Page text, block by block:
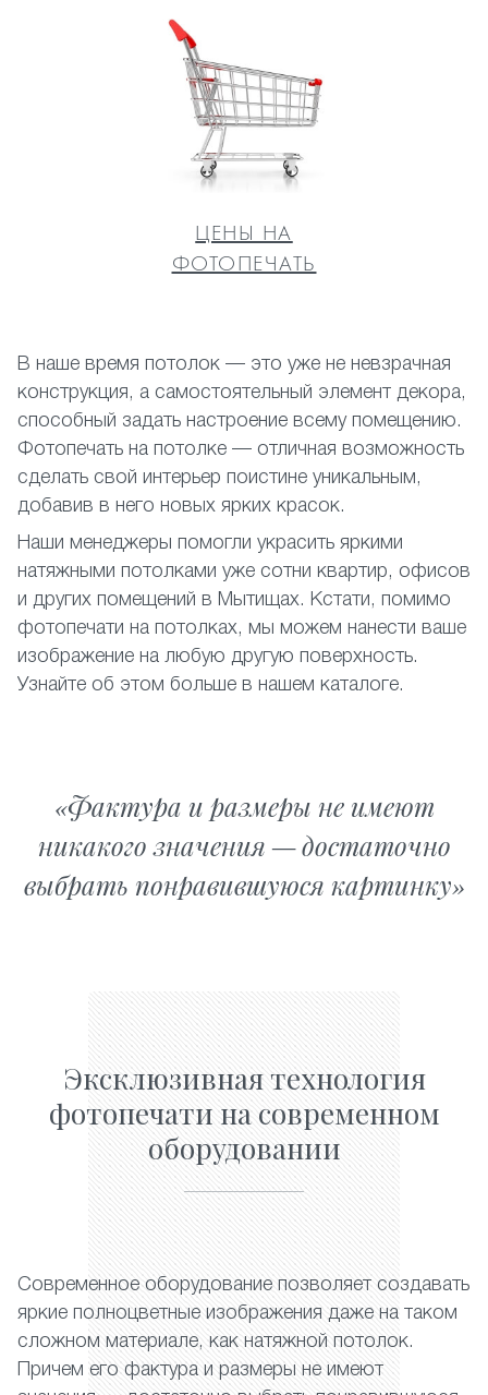
ЦЕНЫ НА
ФОТОПЕЧАТЬ
В наше время потолок — это уже не невзрачная
конструкция, а самостоятельный элемент декора,
способный задать настроение всему помещению.
Фотопечать на потолке — отличная возможность
сделать свой интерьер поистине уникальным,
добавив в него новых ярких красок.
Наши менеджеры помогли украсить яркими
натяжными потолками уже сотни квартир, офисов
и других помещений в Мытищах. Кстати, помимо
фотопечати на потолках, мы можем нанести ваше
изображение на любую другую поверхность.
Узнайте об этом больше в нашем каталоге.
Фактура и размеры не имеют
никакого значения — достаточно
выбрать понравившуюся картинку
Эксклюзивная технология
фотопечати на современном
оборудовании
Современное оборудование позволяет создавать
яркие полноцветные изображения даже на таком
сложном материале, как натяжной потолок.
Причем его фактура и размеры не имеют